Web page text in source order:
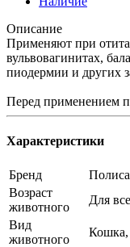
Описание
Применяют при
вульвовагинитах,
пиодермии и других
Перед применением
Характеристики
Бренд
Возраст
животного
Для
Вид
животного
Кошка,